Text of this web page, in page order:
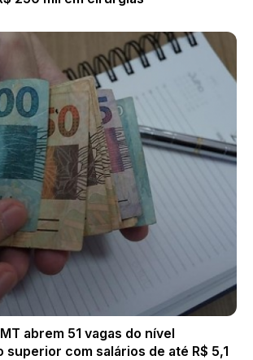
abrem 51 vagas do nível
superior com salários de até R$ 5,1